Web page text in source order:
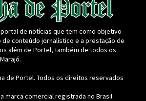
de notícias que tem como objetivo
de conteúdo jornalístico e a prestação de
além de Portel, também de todos os
de Portel. Todos os direitos reservados
marca comercial registrada no Brasil.